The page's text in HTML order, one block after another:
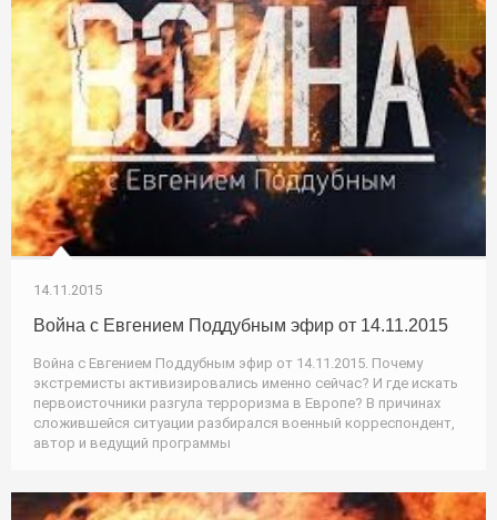
14.11.2015
Война с Евгением Поддубным эфир от 14.11.2015
Война с Евгением Поддубным эфир от 14.11.2015. Почему
экстремисты активизировались именно сейчас? И где искать
первоисточники разгула терроризма в Европе? В причинах
сложившейся ситуации разбирался военный корреспондент,
автор и ведущий программы